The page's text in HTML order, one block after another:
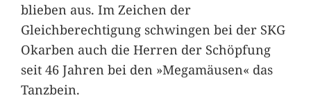
blieben aus. Im Zeichen der
Gleichberechtigung schwingen bei der SKG
Okarben auch die Herren der Schöpfung
seit 46 Jahren bei den »Megamäusen« das
Tanzbein.